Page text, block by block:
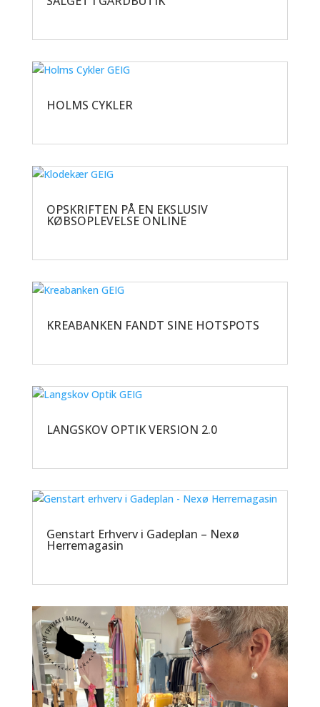
HOLMS CYKLER
OPSKRIFTEN PÅ EN EKSLUSIV
KØBSOPLEVELSE ONLINE
KREABANKEN FANDT SINE HOTSPOTS
LANGSKOV OPTIK VERSION 2.0
Genstart Erhverv i Gadeplan – Nexø
Herremagasin